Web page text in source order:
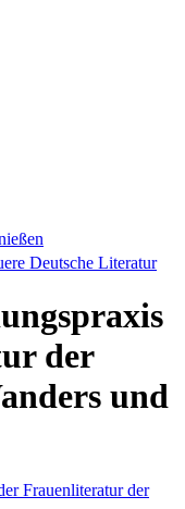
Deutsche Literatur
der
und